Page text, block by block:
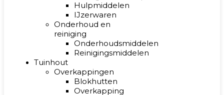
Hulpmiddelen
IJzerwaren
Onderhoud en
reiniging
Onderhoudsmiddelen
Reinigingsmiddelen
Tuinhout
Overkappingen
Blokhutten
Overkapping